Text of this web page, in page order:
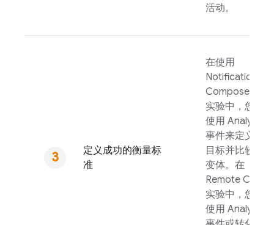
活动。
定义成功的衡量标
准
在使用
Notifications
Composer 的
实验中，您可以
使用 Analytics
事件来定义实验
目标并比较实验
变体。在
Remote Config
实验中，您可以
使用 Analytics